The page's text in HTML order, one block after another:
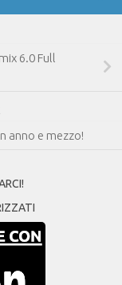
6.0 Full
anno e mezzo!